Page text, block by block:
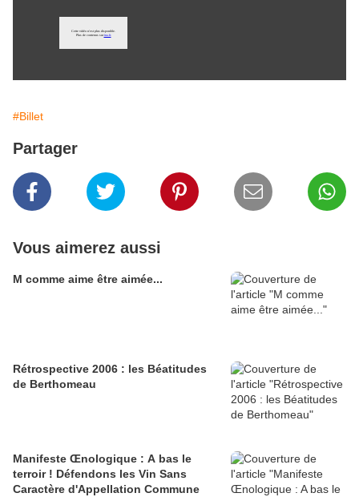
#Billet
Partager
Vous aimerez aussi
M comme aime être aimée...
Rétrospective 2006 : les Béatitudes
de Berthomeau
Manifeste Œnologique : A bas le
terroir ! Défendons les Vin Sans
Caractère d'Appellation Commune